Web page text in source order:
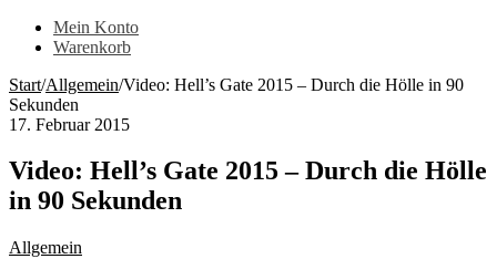
Mein Konto
Warenkorb
Start/Allgemein/Video: Hell’s Gate 2015 – Durch die Hölle in 90
Sekunden
17. Februar 2015
Video: Hell’s Gate 2015 – Durch die Hölle
in 90 Sekunden
Allgemein